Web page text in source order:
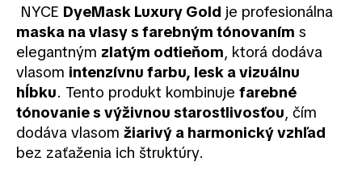
NYCE DyeMask Luxury Gold je profesionálna
maska na vlasy s farebným tónovaním s
elegantným zlatým odtieňom, ktorá dodáva
vlasom intenzívnu farbu, lesk a vizuálnu
hĺbku. Tento produkt kombinuje farebné
tónovanie s výživnou starostlivosťou, čím
dodáva vlasom žiarivý a harmonický vzhľad
bez zaťaženia ich štruktúry.
O
d
p
o
r
ú
č
a